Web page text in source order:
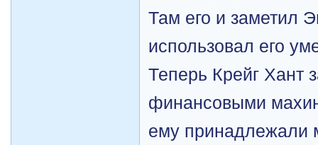
Там его и заметил
использовал его
Теперь Крейг Хант
финансовыми
ему принадлежали